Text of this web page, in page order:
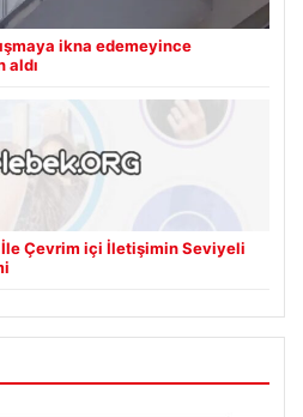
ikna edemeyince
aldı
Çevrim içi İletişimin Seviyeli